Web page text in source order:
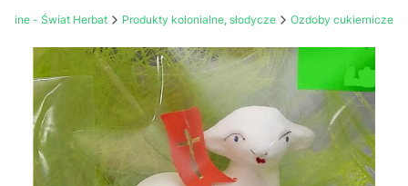
- Świat Herbat Produkty kolonialne, słodycze Ozdoby cukiernicze